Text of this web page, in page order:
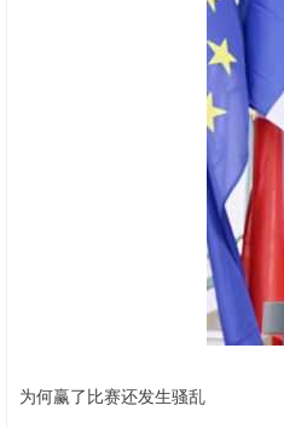
为何赢了比赛还发生骚乱